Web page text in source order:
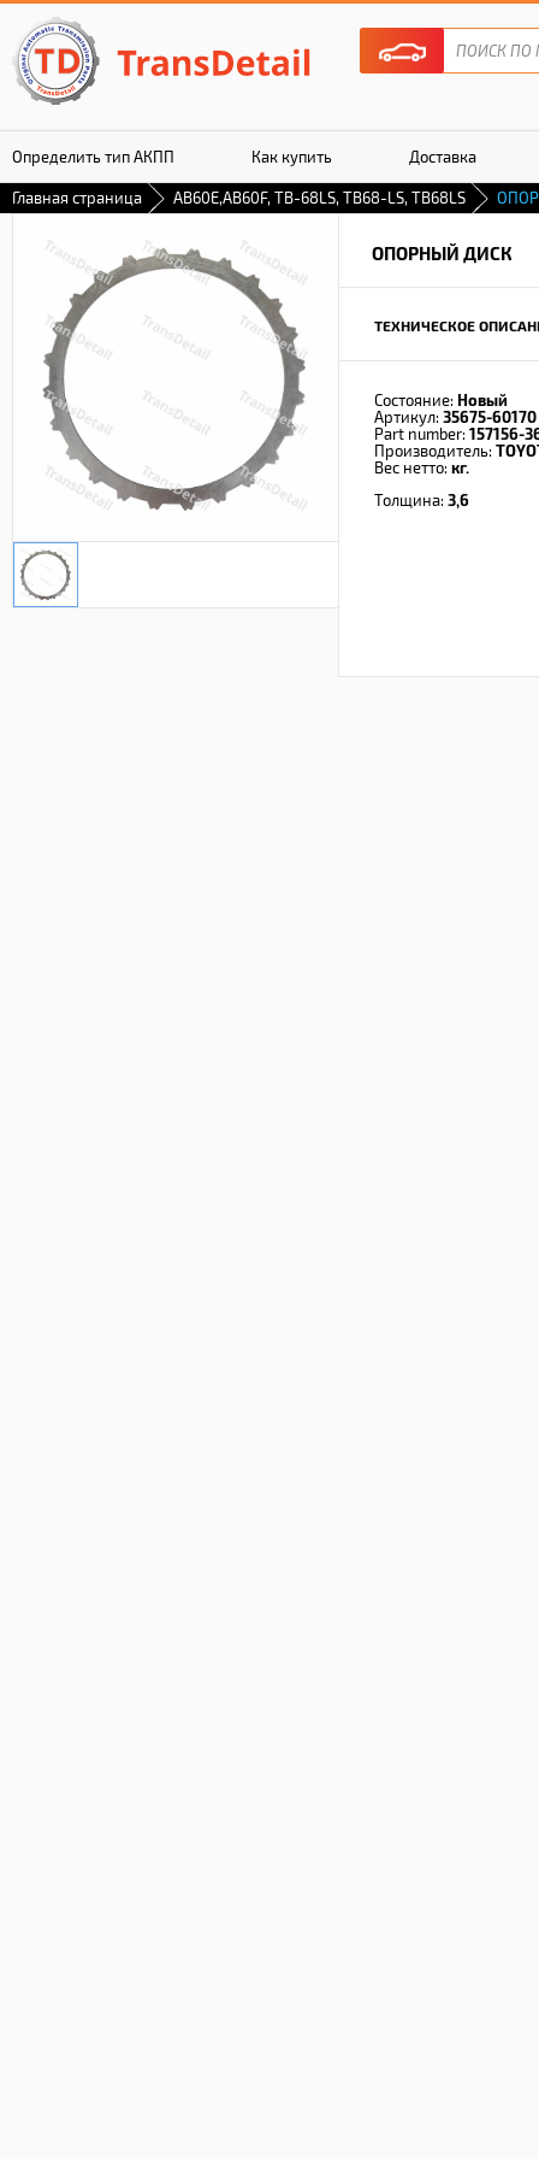
Определить тип АКПП Как купить Доставка
Гарантия
Главная страница AB60E,AB60F, TB-68LS, TB68-LS, TB68LS
ОПОРНЫЙ ДИСК
ТЕХНИЧЕСКОЕ
Состояние: Новый
Артикул: 35675-60170
Part number: 157156-
Производитель:
Вес нетто: кг.
Толщина: 3,6